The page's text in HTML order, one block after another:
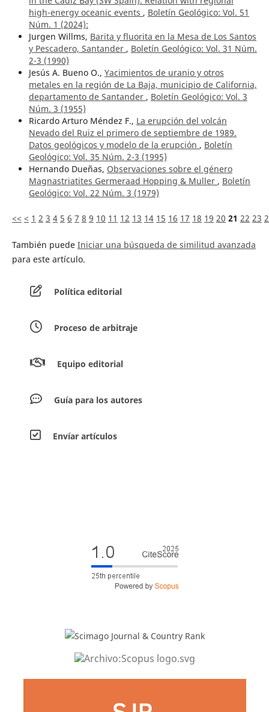
high-energy oceanic events , Boletín Geológico: Vol. 51
Núm. 1 (2024):
Jurgen Willms, Barita y fluorita en la Mesa de Los Santos
y Pescadero, Santander , Boletín Geológico: Vol. 31 Núm.
2-3 (1990)
Jesús A. Bueno O., Yacimientos de uranio y otros
metales en la región de La Baja, municipio de California,
departamento de Santander , Boletín Geológico: Vol. 3
Núm. 3 (1955)
Ricardo Arturo Méndez F., La erupción del volcán
Nevado del Ruiz el primero de septiembre de 1989.
Datos geológicos y modelo de la erupción , Boletín
Geológico: Vol. 35 Núm. 2-3 (1995)
Hernando Dueñas, Observaciones sobre el género
Magnastriatites Germeraad Hopping & Muller , Boletín
Geológico: Vol. 22 Núm. 3 (1979)
<< < 1 2 3 4 5 6 7 8 9 10 11 12 13 14 15 16 17 18 19 20 21 22 23
También puede Iniciar una búsqueda de similitud avanzada
para este artículo.
Política editorial
Proceso de arbitraje
Equipo editorial
Guía para los autores
Envíar artículos